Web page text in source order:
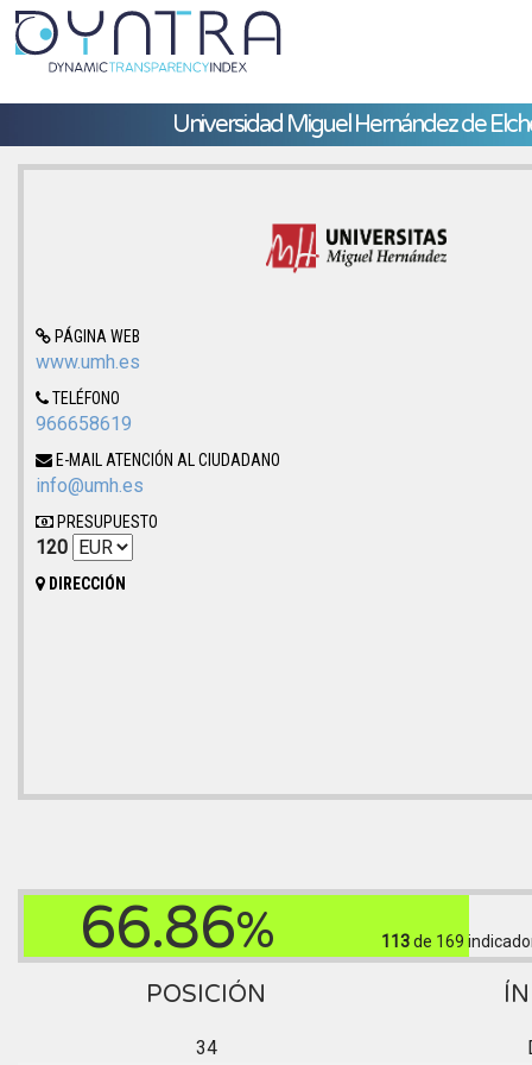
Universidad Miguel Hernández de
PÁGINA WEB
www.umh.es
TELÉFONO
966658619
E-MAIL ATENCIÓN AL CIUDADANO
info@umh.es
PRESUPUESTO
120
DIRECCIÓN
66.86% 113de 169
POSICIÓN
34